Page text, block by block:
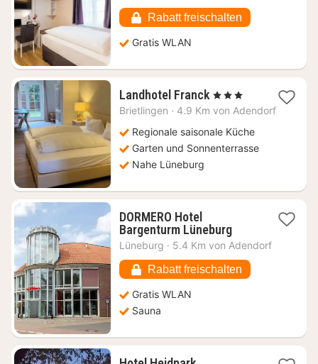
97,37
€
Rabatt freischalten
Gratis WLAN
Landhotel Franck 1
Nacht
120
€
, 3 Sterne
Brietlingen · 4.9 Km von Adendorf
Regionale saisonale Küche
Garten und Sonnenterrasse
Nahe Lüneburg
DORMERO Hotel
Bargenturm Lüneburg1
Nacht
83,44
€
Lüneburg · 5.4 Km von Adendorf
Rabatt freischalten
Gratis WLAN
Sauna